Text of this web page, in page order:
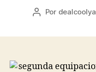
Autor
Por dealcoolya